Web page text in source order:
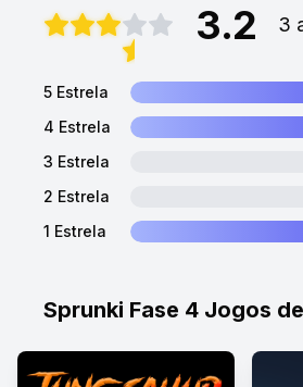
Sprunki Fase 4 Jogos
3.2 3
5 Estrela
4 Estrela
3 Estrela
2 Estrela
1 Estrela